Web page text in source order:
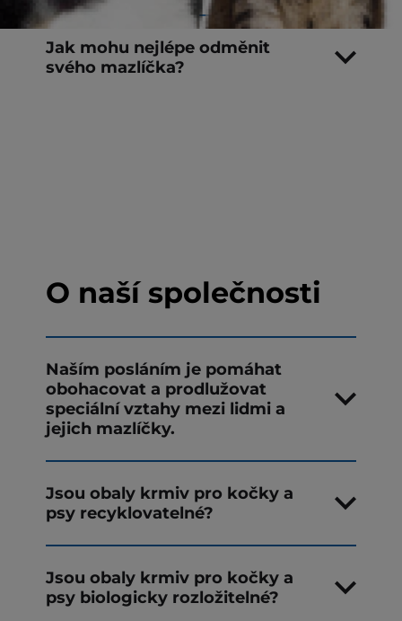
Jak mohu nejlépe odměnit
svého mazlíčka?
O naší společnosti
Naším posláním je pomáhat
obohacovat a prodlužovat
speciální vztahy mezi lidmi a
jejich mazlíčky.
Jsou obaly krmiv pro kočky a
psy recyklovatelné?
Jsou obaly krmiv pro kočky a
psy biologicky rozložitelné?